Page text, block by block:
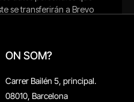
ON SOM?
Carrer Bailén 5, principal.
08010, Barcelona